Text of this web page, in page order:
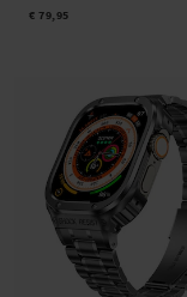
€ 79,95